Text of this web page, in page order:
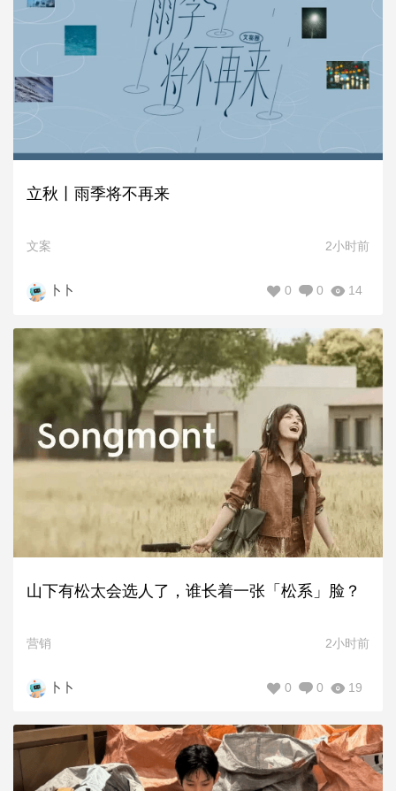
立秋丨雨季将不再来
文案 2小时前
卜卜 14
0
0
山下有松太会选人了，谁长着一张「松系」脸？
营销 2小时前
卜卜 19
0
0